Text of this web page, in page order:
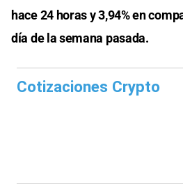
hace 24 horas y 3,94% en
día de la semana pasada.